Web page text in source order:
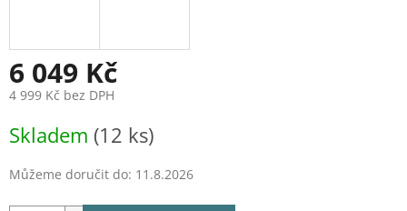
6 049 Kč
4 999 Kč bez DPH
cena:
Skladem (12 ks)
Můžeme doručit do: 11.8.2026